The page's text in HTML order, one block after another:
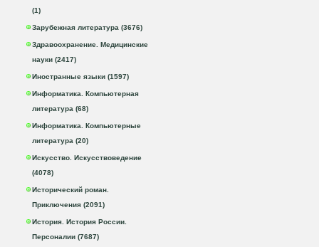
(1)
Зарубежная литература (3676)
Здравоохранение. Медицинские
науки (2417)
Иностранные языки (1597)
Информатика. Компьютерная
литература (68)
Информатика. Компьютерные
литература (20)
Искусство. Искусствоведение
(4078)
Исторический роман.
Приключения (2091)
История. История России.
Персоналии (7687)